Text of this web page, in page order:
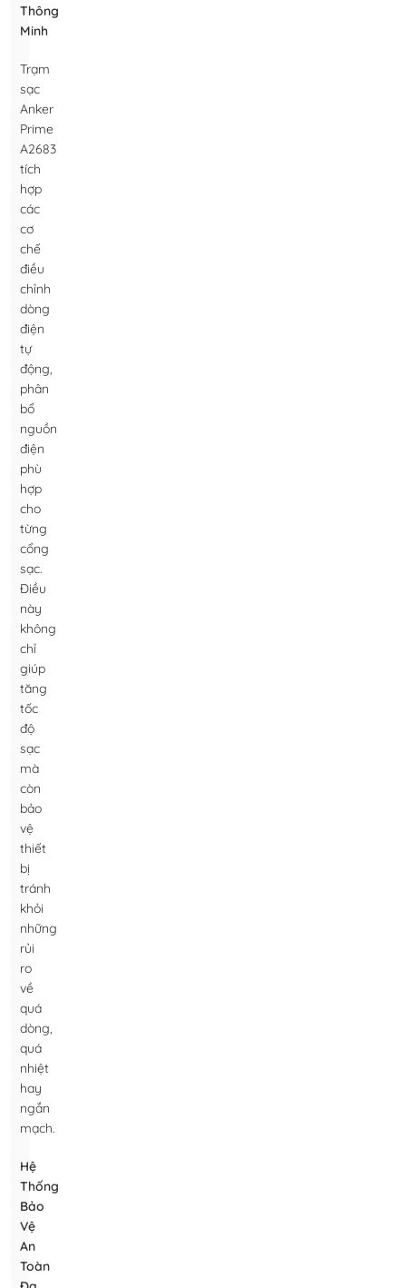
Thông
Minh
Trạm
sạc
Anker
Prime
A2683
tích
hợp
các
cơ
chế
điều
chỉnh
dòng
điện
tự
động,
phân
bổ
nguồn
điện
phù
hợp
cho
từng
cổng
sạc.
Điều
này
không
chỉ
giúp
tăng
tốc
độ
sạc
mà
còn
bảo
vệ
thiết
bị
tránh
khỏi
những
rủi
ro
về
quá
dòng,
quá
nhiệt
hay
ngắn
mạch.
Hệ
Thống
Bảo
Vệ
An
Toàn